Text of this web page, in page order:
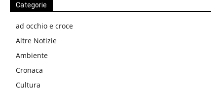
Categorie
ad occhio e croce
Altre Notizie
Ambiente
Cronaca
Cultura